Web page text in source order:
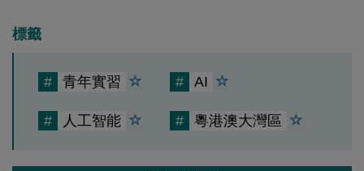
標籤
# 青年實習 # AI
# 人工智能 # 粵港澳大灣區